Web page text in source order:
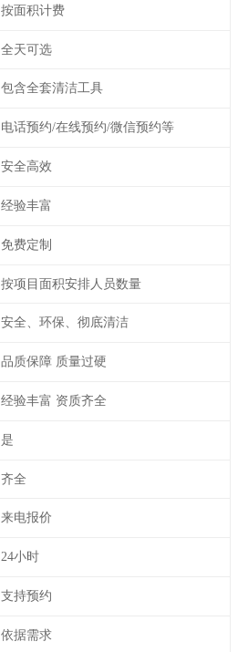
按面积计费
全天可选
包含全套清洁工具
电话预约/在线预约/微信预约等
安全高效
经验丰富
免费定制
按项目面积安排人员数量
安全、环保、彻底清洁
品质保障 质量过硬
经验丰富 资质齐全
是
齐全
来电报价
24小时
支持预约
依据需求